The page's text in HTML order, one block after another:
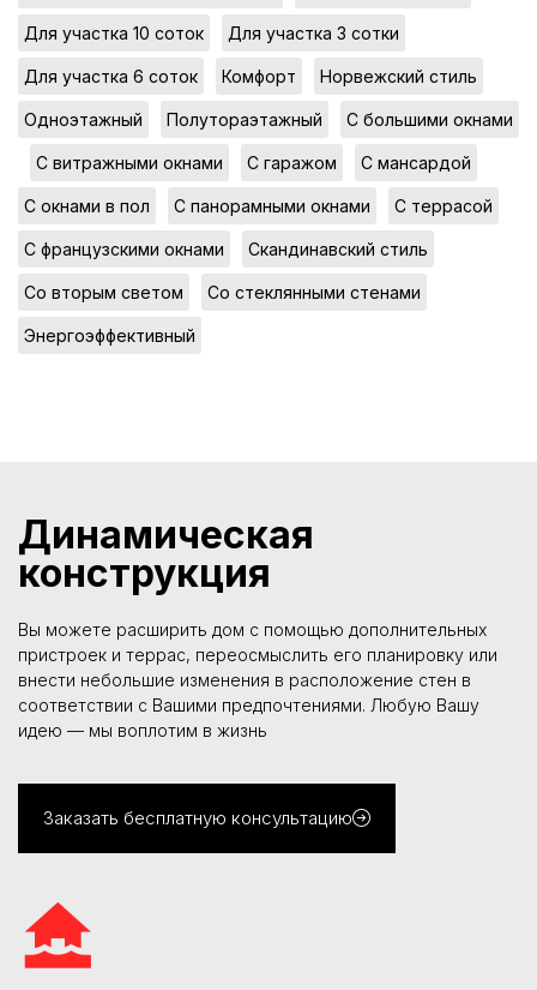
Для участка 10 соток Для участка 3 сотки
Для участка 6 соток Комфорт Норвежский стиль
Одноэтажный Полутораэтажный С большими окнами
С витражными окнами С гаражом С мансардой
С окнами в пол С панорамными окнами С террасой
С французскими окнами Скандинавский стиль
Со вторым светом Со стеклянными стенами
Энергоэффективный
Динамическая
конструкция
Вы можете расширить дом с помощью дополнительных
пристроек и террас, переосмыслить его планировку или
внести небольшие изменения в расположение стен в
соответствии с Вашими предпочтениями. Любую Вашу
идею — мы воплотим в жизнь
Заказать бесплатную консультацию